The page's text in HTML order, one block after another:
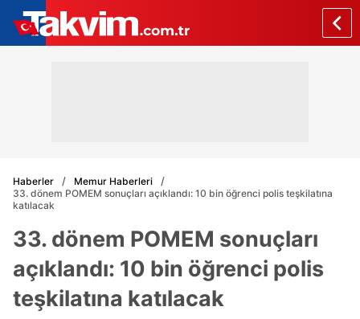
Haberler
Memur Haberleri
33. dönem POMEM sonuçları açıklandı: 10 bin öğrenci polis teşkilatına
katılacak
33. dönem POMEM sonuçları
açıklandı: 10 bin öğrenci polis
teşkilatına katılacak